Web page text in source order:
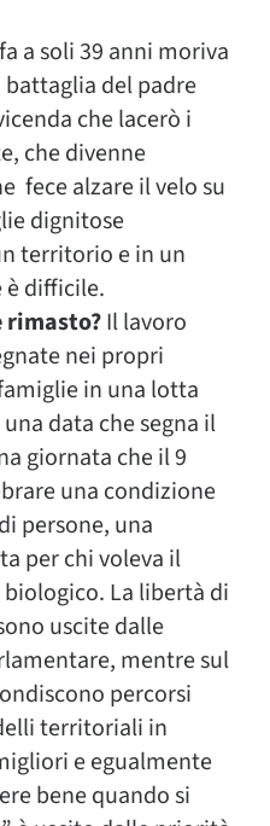
a soli 39 anni moriva
del padre
che lacerò i
che divenne
fece alzare il velo su
dignitose
territorio e in un
è difficile.
rimasto?Il lavoro
nei propri
in una lotta
data che segna il
giornata che il 9
una condizione
persone, una
per chi voleva il
La libertà di
uscite dalle
mentre sul
percorsi
territoriali in
e egualmente
bene quando si